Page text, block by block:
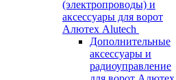
(электропроводы) и
аксессуары для ворот
Алютех Alutech
Дополнительные
аксессуары и
радиоуправление